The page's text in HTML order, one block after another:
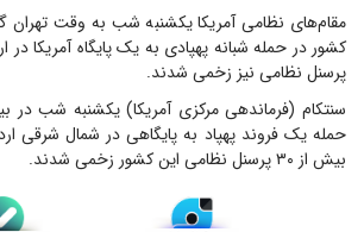
مقام‌های نظامی آمریکا یکشنبه شب به وقت تهران
پرسنل نظامی نیز زخمی شدند.
سنتکام (فرماندهی مرکزی آمریکا) یکشنبه شب در
حمله یک فروند پهپاد به پایگاهی در شمال شرقی
بیش از ۳۰ پرسنل نظامی این کشور زخمی شدند.